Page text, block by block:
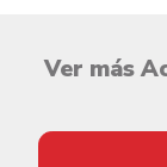
Ver más